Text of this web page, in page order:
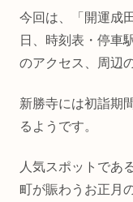
今回は、「開運成
日、時刻表・停車
のアクセス、周辺
新勝寺には初詣期
るようです。
人気スポットであ
町が賑わうお正月